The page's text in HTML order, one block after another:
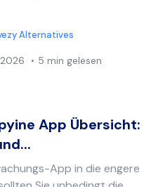
Alternatives
5 min gelesen
App Übersicht:
App in die engere